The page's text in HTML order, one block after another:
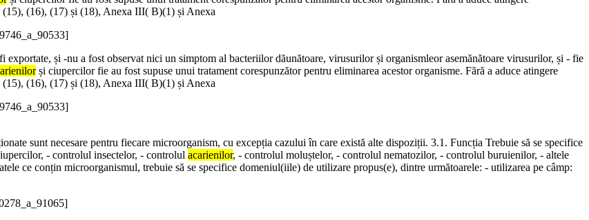
(16), (17) și (18), Anexa III( B)(1) și Anexa
exportate, și -nu a fost observat nici un simptom al bacteriilor dăunătoare, virusurilor și organismleor asemănătoare virusurilor, și - fie
și ciupercilor fie au fost supuse unui tratament corespunzător pentru eliminarea acestor organisme. Fără a aduce atingere
(16), (17) și (18), Anexa III( B)(1) și Anexa
sunt necesare pentru fiecare microorganism, cu excepția cazului în care există alte dispoziții. 3.1. Funcția Trebuie să se specifice
- controlul insectelor, - controlul acarienilor, - controlul moluștelor, - controlul nematozilor, - controlul buruienilor, - altele
ce conțin microorganismul, trebuie să se specifice domeniul(iile) de utilizare propus(e), dintre următoarele: - utilizarea pe câmp: